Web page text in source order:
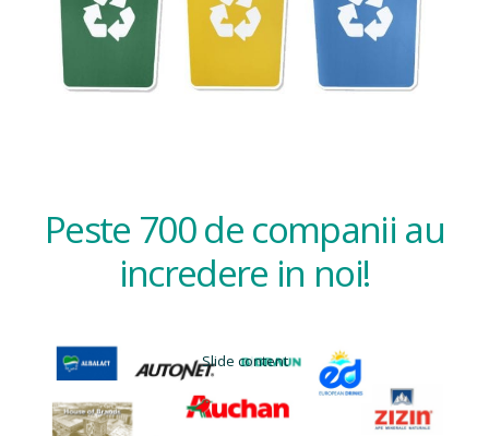
Peste 700 de companii au
incredere in noi!
Slide content